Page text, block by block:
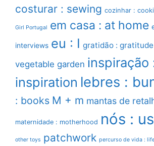
costurar : sewing cozinhar :
Girl Portugal em casa : at home
interviews eu : I gratidão : gratitude
vegetable garden inspiração
inspiration lebres :
: books M + m mantas de
maternidade : motherhood nós : us
other toys patchwork percurso de vida :